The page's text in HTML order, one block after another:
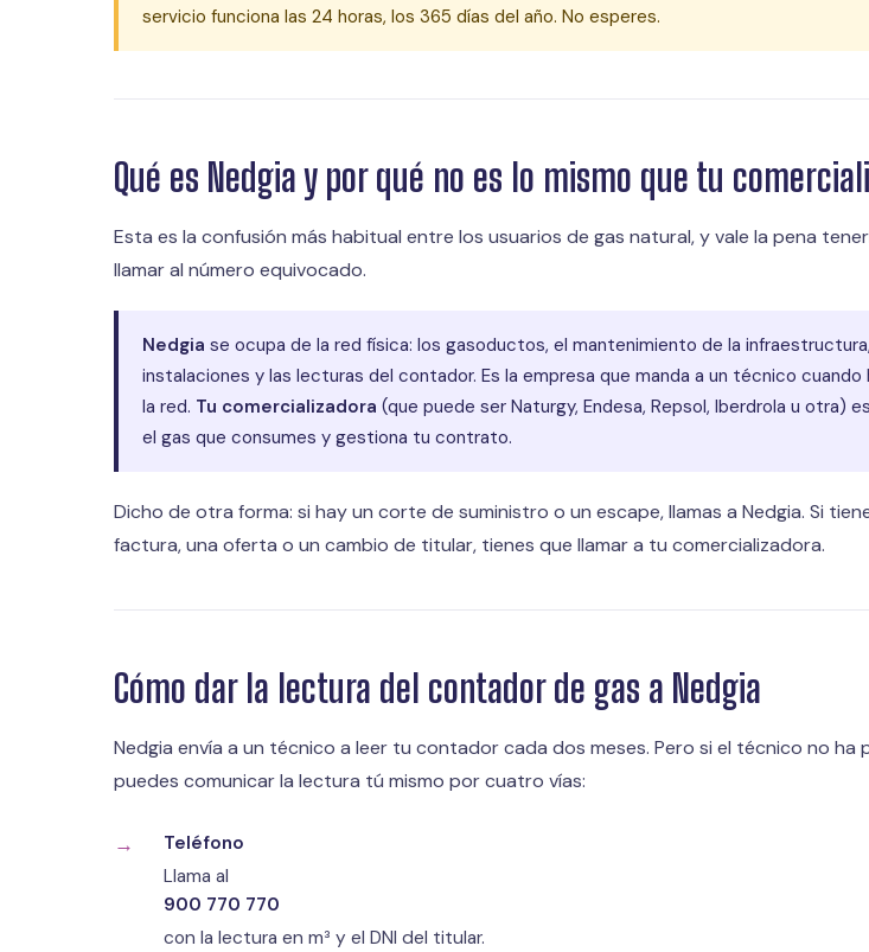
servicio funciona las 24 horas, los 365 días del año. No esperes.
Qué es Nedgia y por qué no es lo mismo que tu
Esta es la confusión más habitual entre los usuarios de gas natural, y vale la pena
llamar al número equivocado.
Nedgia se ocupa de la red física: los gasoductos, el mantenimiento de la
instalaciones y las lecturas del contador. Es la empresa que manda a un técnico cuando
la red. Tu comercializadora (que puede ser Naturgy, Endesa, Repsol, Iberdrola u otra)
el gas que consumes y gestiona tu contrato.
Dicho de otra forma: si hay un corte de suministro o un escape, llamas a Nedgia. Si
factura, una oferta o un cambio de titular, tienes que llamar a tu comercializadora.
Cómo dar la lectura del contador de gas a Nedgia
Nedgia envía a un técnico a leer tu contador cada dos meses. Pero si el técnico no ha
puedes comunicar la lectura tú mismo por cuatro vías:
Teléfono
Llama al
900 770 770
con la lectura en m³ y el DNI del titular.